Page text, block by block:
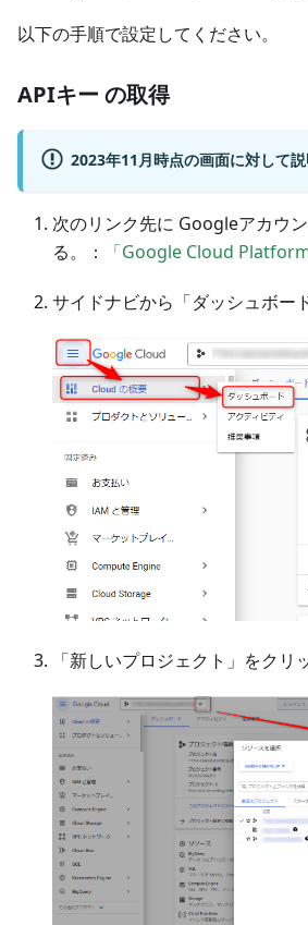
以下の手順で設定してください。
APIキー の取得
2023年11月時点の画面に対して説
次のリンク先に Googleアカウ
る。：
「Google Cloud Platform
サイドナビから「ダッシュボー
「新しいプロジェクト」をクリ